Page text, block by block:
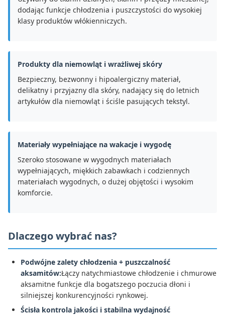
dodając funkcje chłodzenia i puszczystości do wysokiej
klasy produktów włókienniczych.
Produkty dla niemowląt i wrażliwej skóry
Bezpieczny, bezwonny i hipoalergiczny materiał,
delikatny i przyjazny dla skóry, nadający się do letnich
artykułów dla niemowląt i ściśle pasujących tekstyl.
Materiały wypełniające na wakacje i wygodę
Szeroko stosowane w wygodnych materiałach
wypełniających, miękkich zabawkach i codziennych
materiałach wygodnych, o dużej objętości i wysokim
komforcie.
Dlaczego wybrać nas?
Podwójne zalety chłodzenia + puszczalność
aksamitów:Łączy natychmiastowe chłodzenie i chmurowe
aksamitne funkcje dla bogatszego poczucia dłoni i
silniejszej konkurencyjności rynkowej.
Ścisła kontrola jakości i stabilna wydajność